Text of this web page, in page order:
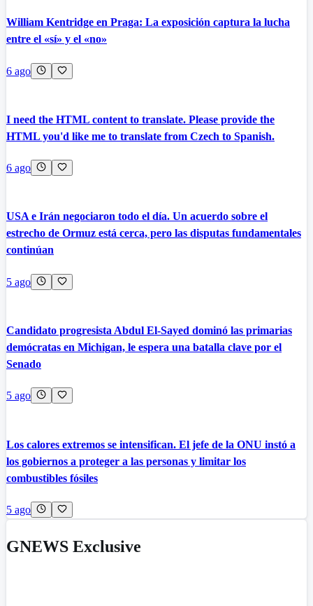
William Kentridge en Praga: La exposición captura la lucha
entre el «sí» y el «no»
6 ago
I need the HTML content to translate. Please provide the
HTML you'd like me to translate from Czech to Spanish.
6 ago
USA e Irán negociaron todo el día. Un acuerdo sobre el
estrecho de Ormuz está cerca, pero las disputas fundamentales
continúan
5 ago
Candidato progresista Abdul El-Sayed dominó las primarias
demócratas en Michigan, le espera una batalla clave por el
Senado
5 ago
Los calores extremos se intensifican. El jefe de la ONU instó a
los gobiernos a proteger a las personas y limitar los
combustibles fósiles
5 ago
GNEWS Exclusive